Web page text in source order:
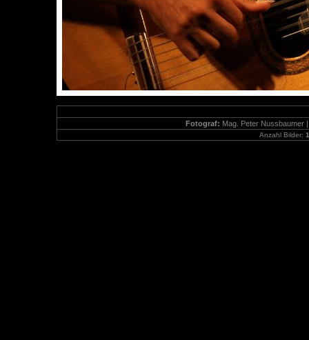
Fotograf: Mag. Peter Nussbaumer
Anzahl Bilder: